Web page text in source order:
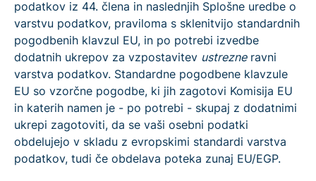
podatkov iz 44. člena in naslednjih Splošne uredbe o
varstvu podatkov, praviloma s sklenitvijo standardnih
pogodbenih klavzul EU, in po potrebi izvedbe
dodatnih ukrepov za vzpostavitev ustrezneravni
varstva podatkov. Standardne pogodbene klavzule
EU so vzorčne pogodbe, ki jih zagotovi Komisija EU
in katerih namen je - po potrebi - skupaj z dodatnimi
ukrepi zagotoviti, da se vaši osebni podatki
obdelujejo v skladu z evropskimi standardi varstva
podatkov, tudi če obdelava poteka zunaj EU/EGP.